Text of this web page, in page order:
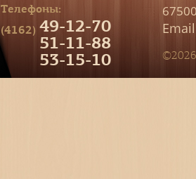
Телефоны:
(4162) 49-12-70
51-11-88
53-15-10